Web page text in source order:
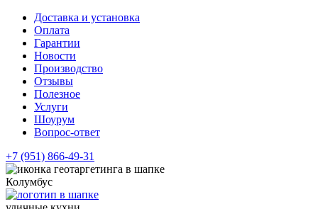
Доставка и установка
Оплата
Гарантии
Новости
Производство
Отзывы
Полезное
Услуги
Шоурум
Вопрос-ответ
+7 (951) 866-49-31
Колумбус